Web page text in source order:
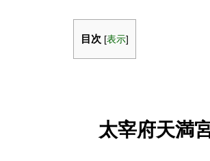
目次 [表示]
太宰府天満